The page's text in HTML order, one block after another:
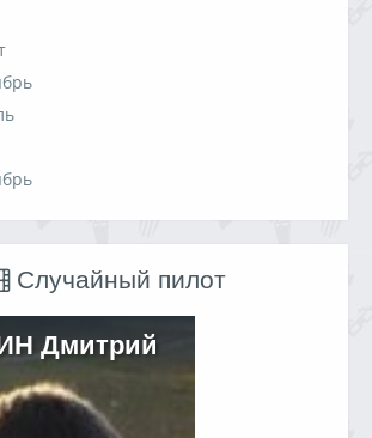
Случайный пилот
Дмитрий